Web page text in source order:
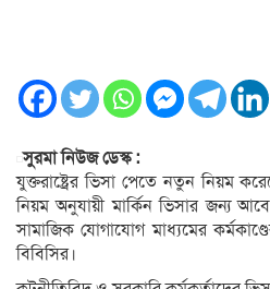
সুরমা নিউজ ডেস্ক :
যুক্তরাষ্ট্রের ভিসা পেতে নতুন নিয়ম
নিয়ম অনুযায়ী মার্কিন ভিসার জন্য
সামাজিক যোগাযোগ মাধ্যমের
বিবিসির।